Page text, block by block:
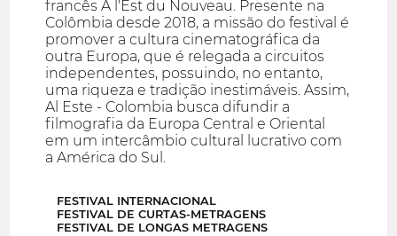
francês A l'Est du Nouveau. Presente na
Colômbia desde 2018, a missão do festival é
promover a cultura cinematográfica da
outra Europa, que é relegada a circuitos
independentes, possuindo, no entanto,
uma riqueza e tradição inestimáveis. Assim,
Al Este - Colombia busca difundir a
filmografia da Europa Central e Oriental
em um intercâmbio cultural lucrativo com
a América do Sul.
FESTIVAL INTERNACIONAL
FESTIVAL DE CURTAS-METRAGENS
FESTIVAL DE LONGAS METRAGENS